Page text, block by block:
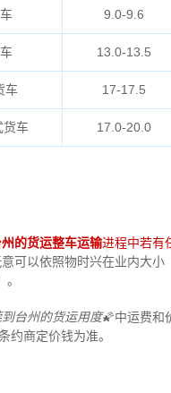
9.0-9.6
13.0-13.5
车 17-17.5
货车 17.0-20.0
的货运整车运输进程中若有
可以依照物时兴在业内大小
到台州的货运用度🌠中运费和
约商定价钱为准。